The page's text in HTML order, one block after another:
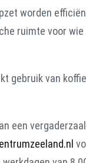
worden
ruimte voor
gebruik van
een